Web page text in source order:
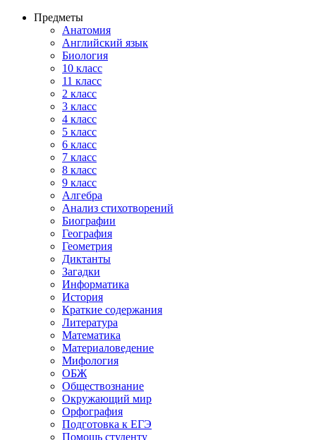
Предметы
Анатомия
Английский язык
Биология
10 класс
11 класс
2 класс
3 класс
4 класс
5 класс
6 класс
7 класс
8 класс
9 класс
Алгебра
Анализ стихотворений
Биографии
География
Геометрия
Диктанты
Загадки
Информатика
История
Краткие содержания
Литература
Математика
Материаловедение
Мифология
ОБЖ
Обществознание
Окружающий мир
Орфография
Подготовка к ЕГЭ
Помощь студенту